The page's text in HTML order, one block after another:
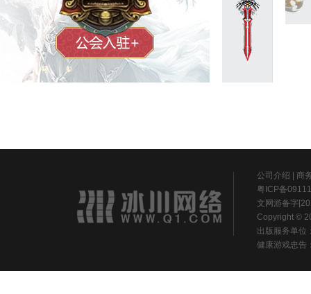
公司介绍
商
粤ICP备
文网游备字
Copyright ©
出版服务单位
健康游戏忠告